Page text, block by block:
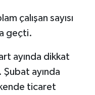
çalışan sayısı
geçti.
ayında dikkat
Şubat ayında
ticaret